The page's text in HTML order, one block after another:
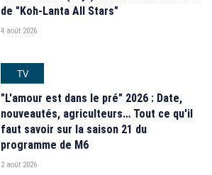
de "Koh-Lanta All Stars"
4 août 2026
TV
"L'amour est dans le pré" 2026 : Date,
nouveautés, agriculteurs… Tout ce qu'il
faut savoir sur la saison 21 du
programme de M6
2 août 2026